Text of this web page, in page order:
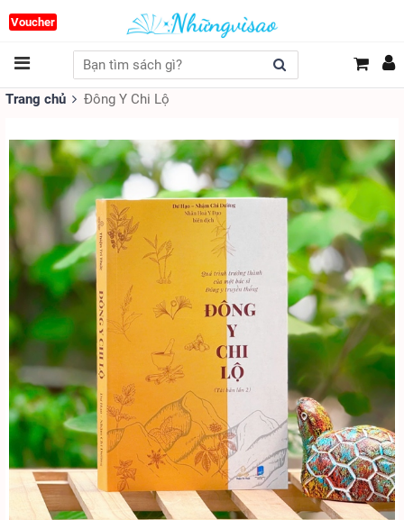
Voucher
Trang chủ Đông Y Chi Lộ